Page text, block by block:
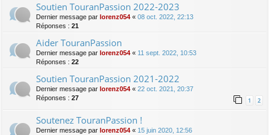
Soutien TouranPassion 2022-2023
Dernier message par lorenz054 « 08 oct. 2022, 22:13
Réponses : 21
Aider TouranPassion
Dernier message par lorenz054 « 11 sept. 2022, 10:53
Réponses : 22
Soutien TouranPassion 2021-2022
Dernier message par lorenz054 « 22 oct. 2021, 20:37
Réponses : 27 1 2
Soutenez TouranPassion !
Dernier message par lorenz054 « 15 juin 2020, 12:56